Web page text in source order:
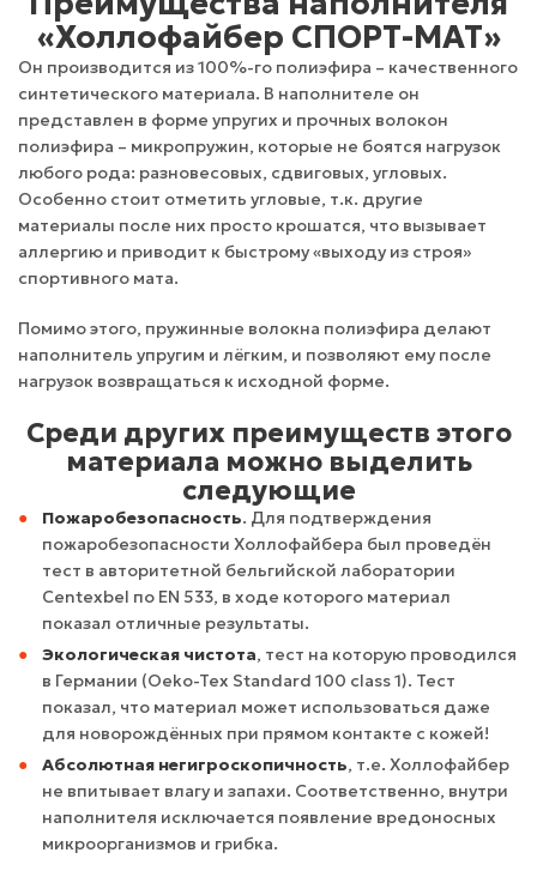
«Холлофайбер СПОРТ-МАТ»
Он производится из 100%-го полиэфира – качественного
синтетического материала. В наполнителе он
представлен в форме упругих и прочных волокон
полиэфира – микропружин, которые не боятся нагрузок
любого рода: разновесовых, сдвиговых, угловых.
Особенно стоит отметить угловые, т.к. другие
материалы после них просто крошатся, что вызывает
аллергию и приводит к быстрому «выходу из строя»
спортивного мата.
Помимо этого, пружинные волокна полиэфира делают
наполнитель упругим и лёгким, и позволяют ему после
нагрузок возвращаться к исходной форме.
Среди других преимуществ этого
материала можно выделить
следующие
Пожаробезопасность. Для подтверждения
пожаробезопасности Холлофайбера был проведён
тест в авторитетной бельгийской лаборатории
Centexbel по EN 533, в ходе которого материал
показал отличные результаты.
Экологическая чистота, тест на которую проводился
в Германии (Oeko-Tex Standard 100 class 1). Тест
показал, что материал может использоваться даже
для новорождённых при прямом контакте с кожей!
Абсолютная негигроскопичность, т.е. Холлофайбер
не впитывает влагу и запахи. Соответственно, внутри
наполнителя исключается появление вредоносных
микроорганизмов и грибка.